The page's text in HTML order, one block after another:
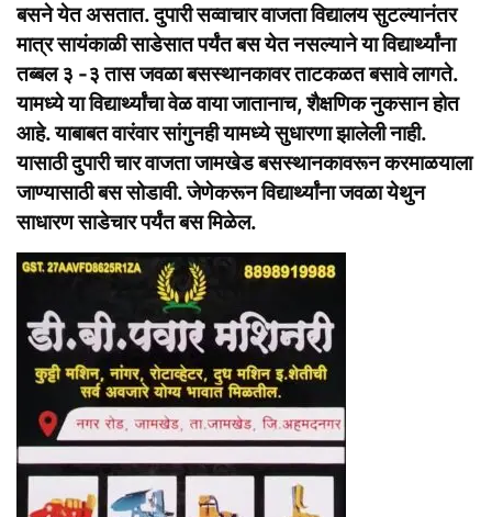
बसने येत असतात. दुपारी सव्वाचार वाजता विद्यालय सुटल्यानंतर
मात्र सायंकाळी साडेसात पर्यंत बस येत नसल्याने या विद्यार्थ्यांना
तब्बल ३ -३ तास जवळा बसस्थानकावर ताटकळत बसावे लागते.
यामध्ये या विद्यार्थ्यांचा वेळ वाया जातानाच, शैक्षणिक नुकसान होत
आहे. याबाबत वारंवार सांगुनही यामध्ये सुधारणा झालेली नाही.
यासाठी दुपारी चार वाजता जामखेड बसस्थानकावरून करमाळयाला
जाण्यासाठी बस सोडावी. जेणेकरून विद्यार्थ्यांना जवळा येथुन
साधारण साडेचार पर्यंत बस मिळेल.